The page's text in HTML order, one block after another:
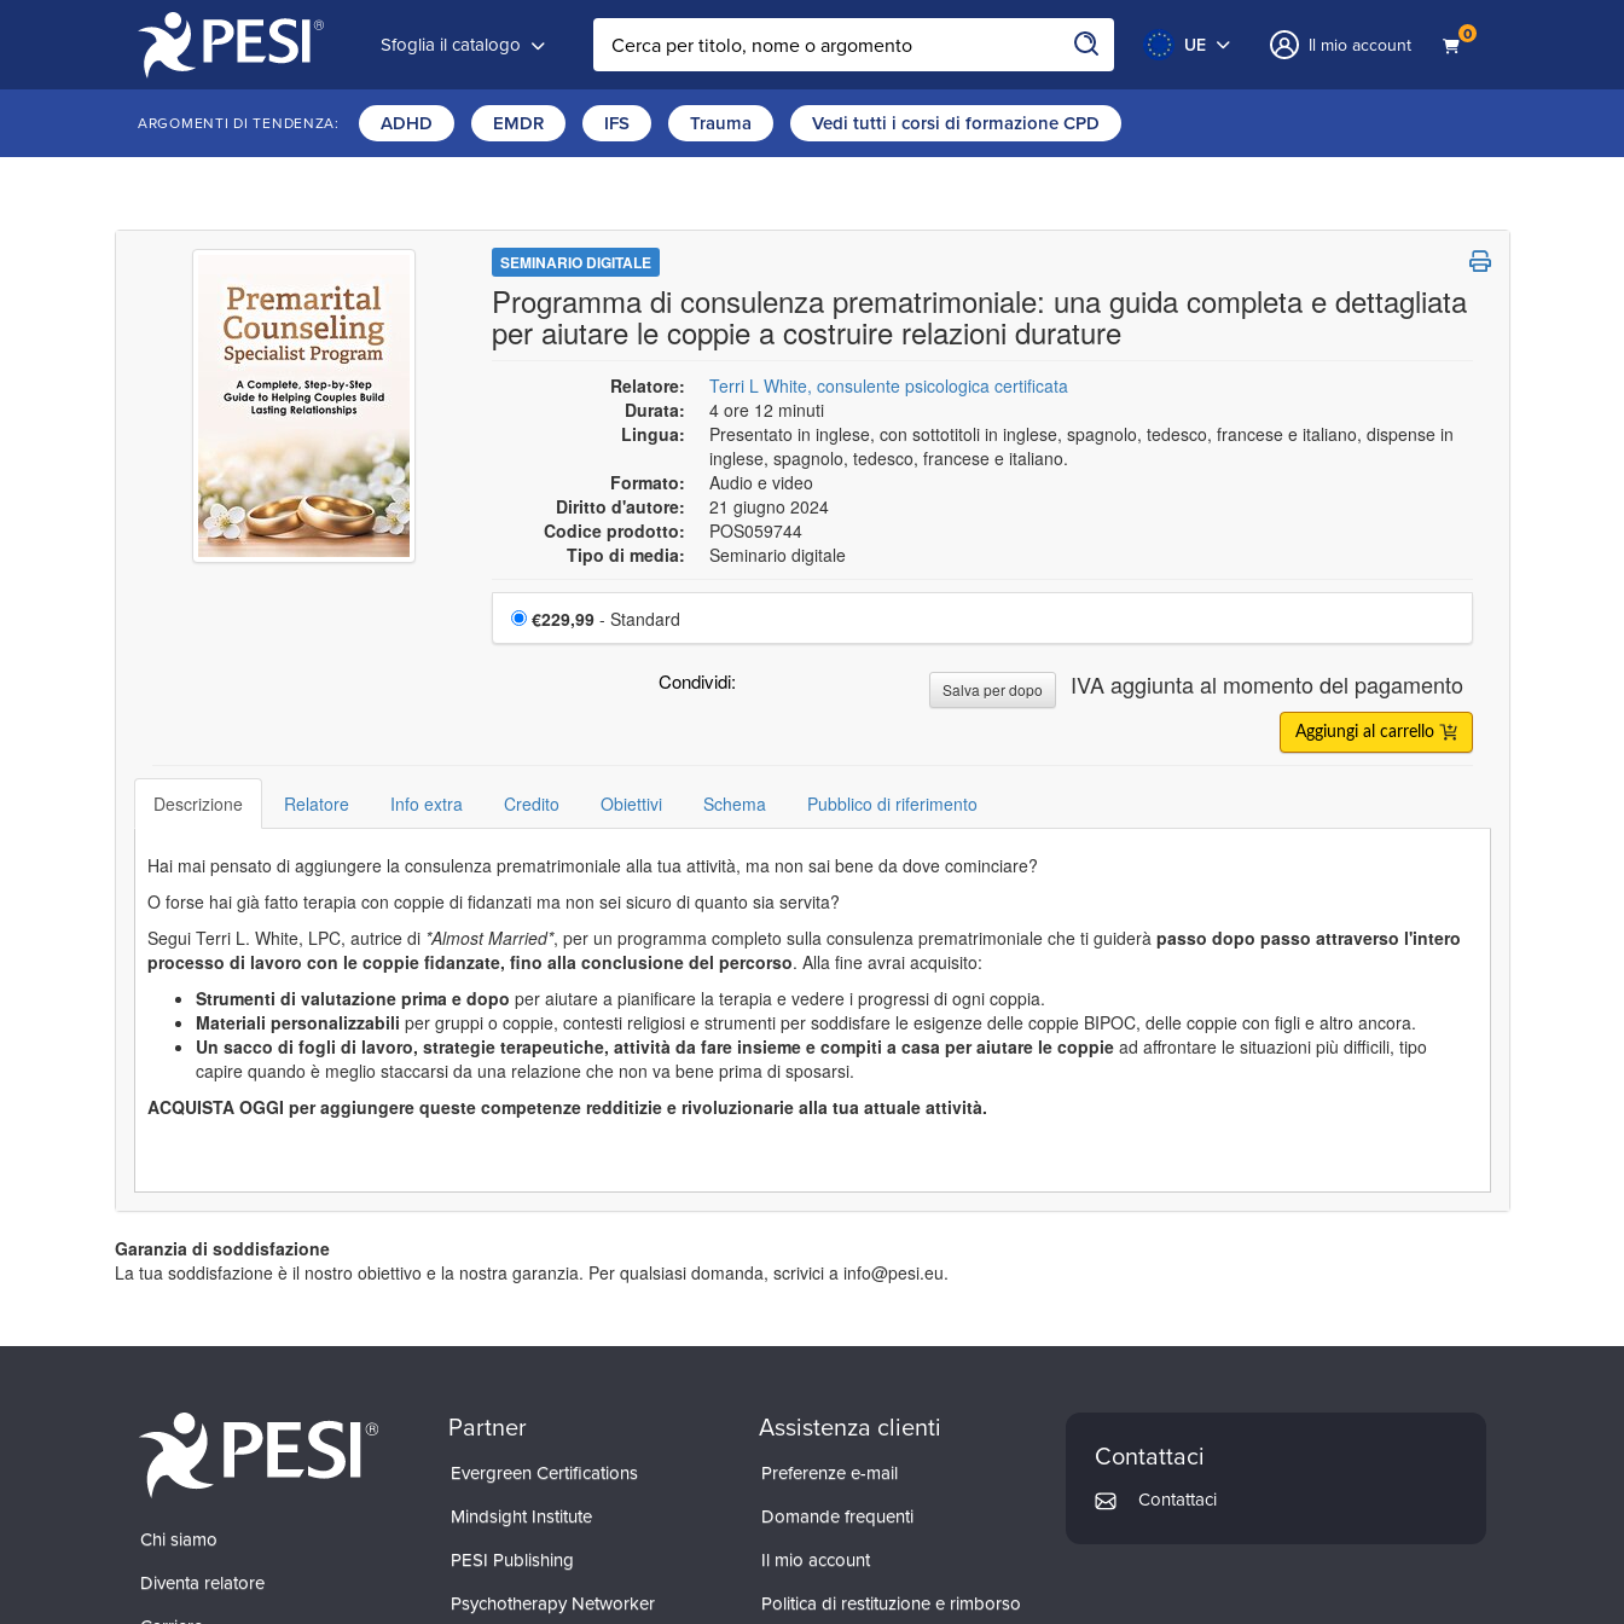
Sfoglia il catalogo Cerca nel sito UE Il mio account 0
ARGOMENTI DI TENDENZA: ADHD EMDR IFS Trauma Vedi tutti i corsi di formazione CPD
SEMINARIO DIGITALE
Programma di consulenza prematrimoniale: una guida completa e dettagliata
per aiutare le coppie a costruire relazioni durature
Relatore:
Terri L White, consulente psicologica certificata
Durata:
4 ore 12 minuti
Lingua:
Presentato in inglese, con sottotitoli in inglese, spagnolo, tedesco, francese e italiano, dispense in
inglese, spagnolo, tedesco, francese e italiano.
Formato:
Audio e video
Diritto d'autore:
21 giugno 2024
Codice prodotto:
POS059744
Tipo di media:
Seminario digitale
Scegli un articolo in offerta
Prezzo
€229,99- Standard
Condividi: Salva per dopo IVA aggiunta al momento del pagamento
Aggiungi al carrello
Descrizione Relatore Info extra Credito Obiettivi Schema Pubblico di riferimento
Hai mai pensato di aggiungere la consulenza prematrimoniale alla tua attività, ma non sai bene da dove cominciare?
O forse hai già fatto terapia con coppie di fidanzati ma non sei sicuro di quanto sia servita?
Segui Terri L. White, LPC, autrice di *Almost Married*, per un programma completo sulla consulenza prematrimoniale che ti guiderà passo dopo passo attraverso l'intero
processo di lavoro con le coppie fidanzate, fino alla conclusione del percorso. Alla fine avrai acquisito:
Strumenti di valutazione prima e dopo per aiutare a pianificare la terapia e vedere i progressi di ogni coppia.
Materiali personalizzabili per gruppi o coppie, contesti religiosi e strumenti per soddisfare le esigenze delle coppie BIPOC, delle coppie con figli e altro ancora.
Un sacco di fogli di lavoro, strategie terapeutiche, attività da fare insieme e compiti a casa per aiutare le coppie ad affrontare le situazioni più difficili, tipo
capire quando è meglio staccarsi da una relazione che non va bene prima di sposarsi.
ACQUISTA OGGI per aggiungere queste competenze redditizie e rivoluzionarie alla tua attuale attività.
Garanzia di soddisfazione
La tua soddisfazione è il nostro obiettivo e la nostra garanzia. Per qualsiasi domanda, scrivici a info@pesi.eu.
Chi siamo
Diventa relatore
Partner
Evergreen Certifications
Mindsight Institute
PESI Publishing
Psychotherapy Networker
Assistenza clienti
Preferenze e-mail
Domande frequenti
Il mio account
Politica di restituzione e rimborso
Contattaci
Contattaci